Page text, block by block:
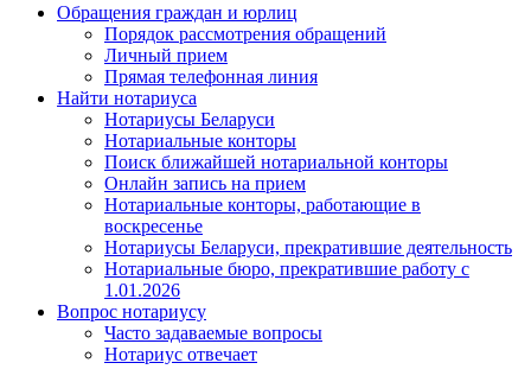
Обращения граждан и юрлиц
Порядок рассмотрения обращений
Личный прием
Прямая телефонная линия
Найти нотариуса
Нотариусы Беларуси
Нотариальные конторы
Поиск ближайшей нотариальной конторы
Онлайн запись на прием
Нотариальные конторы, работающие в
воскресенье
Нотариусы Беларуси, прекратившие деятельность
Нотариальные бюро, прекратившие работу с
1.01.2026
Вопрос нотариусу
Часто задаваемые вопросы
Нотариус отвечает